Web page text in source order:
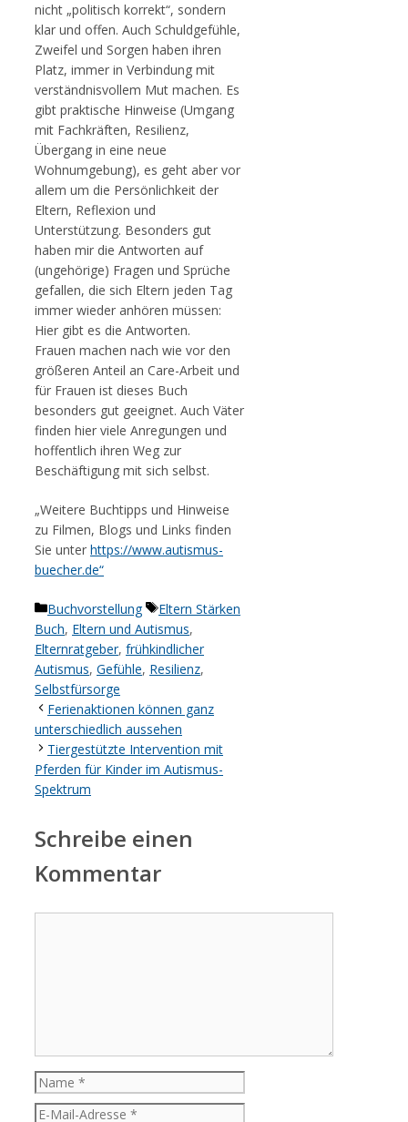
nicht „politisch korrekt“, sondern
klar und offen. Auch Schuldgefühle,
Zweifel und Sorgen haben ihren
Platz, immer in Verbindung mit
verständnisvollem Mut machen. Es
gibt praktische Hinweise (Umgang
mit Fachkräften, Resilienz,
Übergang in eine neue
Wohnumgebung), es geht aber vor
allem um die Persönlichkeit der
Eltern, Reflexion und
Unterstützung. Besonders gut
haben mir die Antworten auf
(ungehörige) Fragen und Sprüche
gefallen, die sich Eltern jeden Tag
immer wieder anhören müssen:
Hier gibt es die Antworten.
Frauen machen nach wie vor den
größeren Anteil an Care-Arbeit und
für Frauen ist dieses Buch
besonders gut geeignet. Auch Väter
finden hier viele Anregungen und
hoffentlich ihren Weg zur
Beschäftigung mit sich selbst.
„Weitere Buchtipps und Hinweise
zu Filmen, Blogs und Links finden
Sie unter https://www.autismus-
buecher.de“
Kategorien
Buchvorstellung Schlagwörter
Eltern Stärken
Buch, Eltern und Autismus,
Elternratgeber, frühkindlicher
Autismus, Gefühle, Resilienz,
Selbstfürsorge
Ferienaktionen können ganz
unterschiedlich aussehen
Tiergestützte Intervention mit
Pferden für Kinder im Autismus-
Spektrum
Schreibe einen
Kommentar
Name
E-